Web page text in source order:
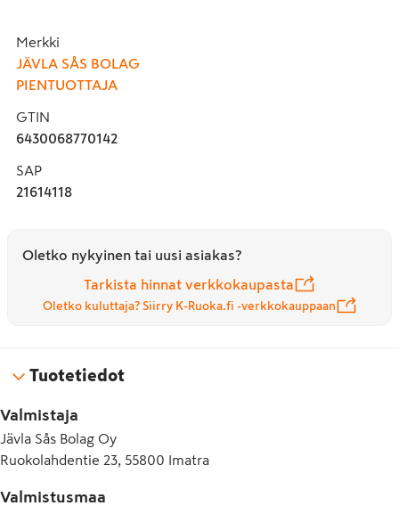
Merkki
JÄVLA SÅS BOLAG
PIENTUOTTAJA
GTIN
6430068770142
SAP
21614118
Oletko nykyinen tai uusi asiakas?
Tarkista hinnat verkkokaupasta
Oletko kuluttaja? Siirry K-Ruoka.fi -verkkokauppaan
Tuotetiedot
Valmistaja
Jävla Sås Bolag Oy
Ruokolahdentie 23, 55800 Imatra
Valmistusmaa